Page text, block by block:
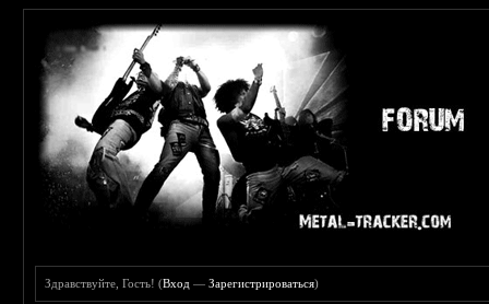
Здравствуйте, Гость! (Вход —Зарегистрироваться)